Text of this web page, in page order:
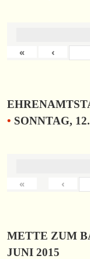
« ‹
• SONNTAG,
« ‹
METTE ZUM
JUNI 2015